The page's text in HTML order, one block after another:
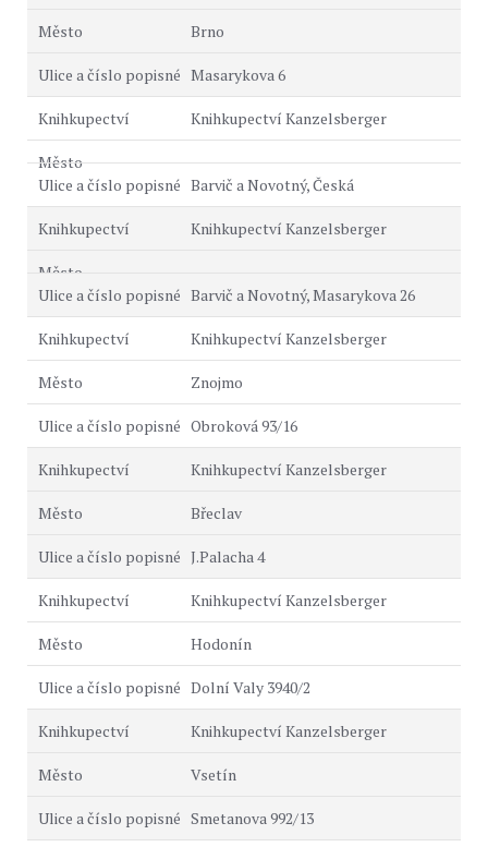
Brno
Masarykova 6
Knihkupectví Kanzelsberger
Barvič a Novotný, Česká
Knihkupectví Kanzelsberger
Barvič a Novotný, Masarykova 26
Knihkupectví Kanzelsberger
Znojmo
Obroková 93/16
Knihkupectví Kanzelsberger
Břeclav
J.Palacha 4
Knihkupectví Kanzelsberger
Hodonín
Dolní Valy 3940/2
Knihkupectví Kanzelsberger
Vsetín
Smetanova 992/13